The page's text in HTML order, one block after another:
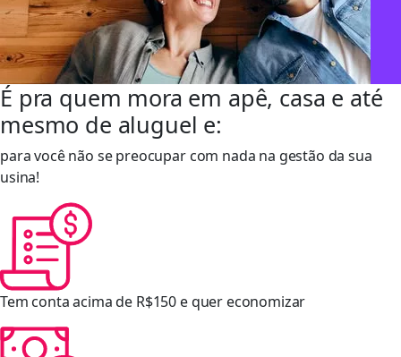
É pra quem mora em apê, casa e até
mesmo de aluguel e:
para você não se preocupar com nada na gestão da sua
usina!
Tem conta acima de R$150 e quer economizar